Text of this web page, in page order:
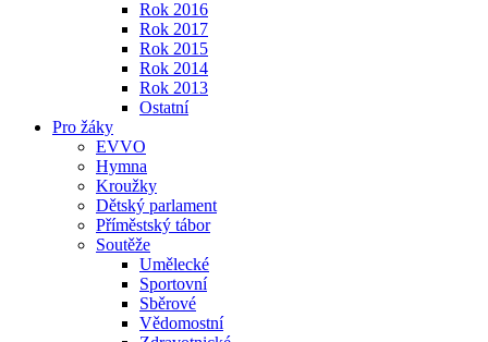
Rok 2016
Rok 2017
Rok 2015
Rok 2014
Rok 2013
Ostatní
Pro žáky
EVVO
Hymna
Kroužky
Dětský parlament
Příměstský tábor
Soutěže
Umělecké
Sportovní
Sběrové
Vědomostní